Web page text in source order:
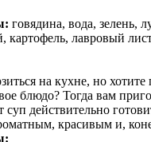
говядина, вода, зелень,
картофель, лавровый
на кухне, но хотите
блюдо? Тогда вам
действительно
красивым и,